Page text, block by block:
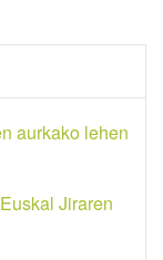
aurkako lehen
Jiraren